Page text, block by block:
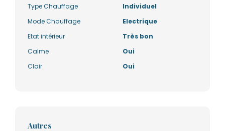
Type Chauffage
Individuel
Mode Chauffage
Electrique
Etat intérieur
Très bon
Calme
Oui
Clair
Oui
Autres